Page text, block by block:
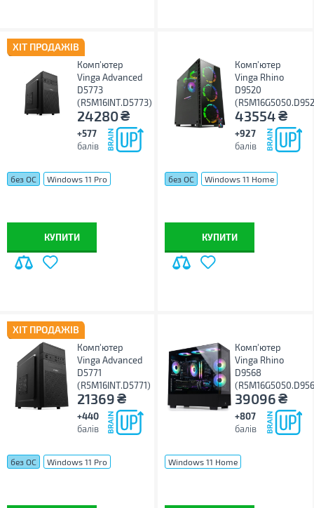
ХІТ ПРОДАЖІВ
Комп'ютер
Vinga Advanced
D5773
(R5M16INT.D5773)
24280₴
+577
балів
без ОС Windows 11 Pro
КУПИТИ
Комп'ютер
Vinga Rhino
D9520
43554₴
+927
балів
без ОС
Windows 11 Home
КУПИТИ
ХІТ ПРОДАЖІВ
Комп'ютер
Vinga Advanced
D5771
(R5M16INT.D5771)
21369₴
+440
балів
без ОС Windows 11 Pro
Комп'ютер
Vinga Rhino
D9568
39096₴
+807
балів
Windows 11 Home